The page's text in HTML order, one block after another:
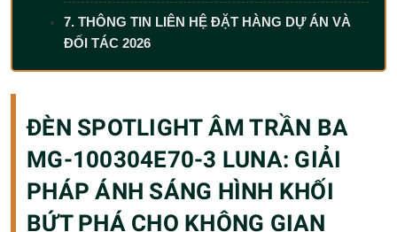
7. THÔNG TIN LIÊN HỆ ĐẶT HÀNG DỰ ÁN VÀ
ĐỐI TÁC 2026
ĐÈN SPOTLIGHT ÂM TRẦN BA
MG-100304E70-3 LUNA: GIẢI
PHÁP ÁNH SÁNG HÌNH KHỐI
BỨT PHÁ CHO KHÔNG GIAN